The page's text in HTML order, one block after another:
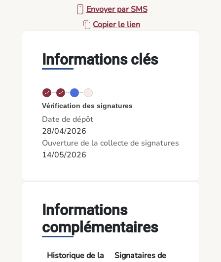
Envoyer par SMS
Copier le lien
Informations clés
Vérification des signatures
Date de dépôt
28/04/2026
Ouverture de la collecte de signatures
14/05/2026
Informations
complémentaires
Historique de la
Signataires de